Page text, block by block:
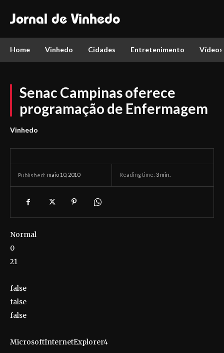
Jornal de Vinhedo
Home Vinhedo Cidades Entretenimento Vídeos
Senac Campinas oferece
programação de Enfermagem
Vinhedo
Published: maio 10, 2010 Reading time: 3 min.
Normal
0
21
false
false
false
MicrosoftInternetExplorer4